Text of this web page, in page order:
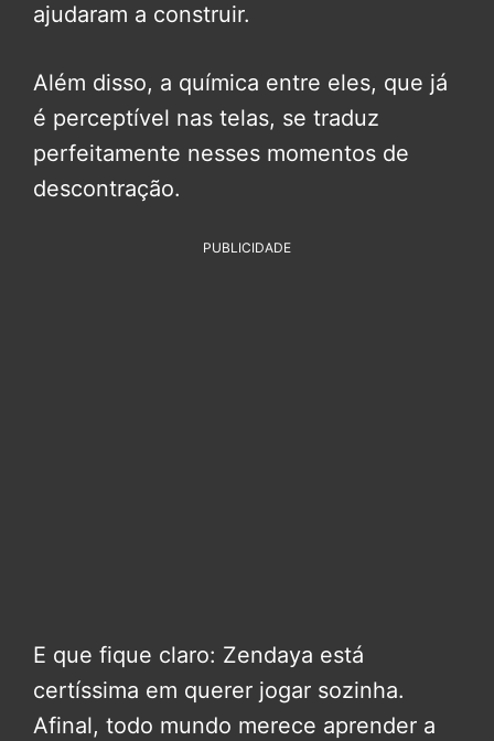
ajudaram a construir.
Além disso, a química entre eles, que já
é perceptível nas telas, se traduz
perfeitamente nesses momentos de
descontração.
PUBLICIDADE
E que fique claro: Zendaya está
certíssima em querer jogar sozinha.
Afinal, todo mundo merece aprender a